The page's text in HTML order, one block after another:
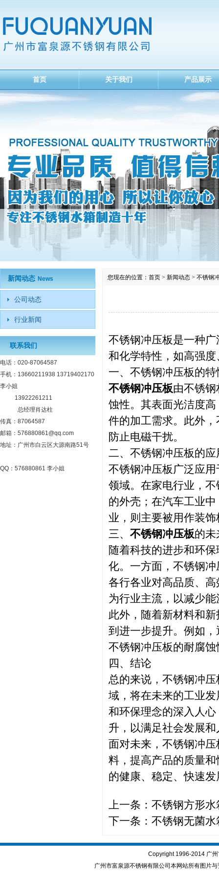
首页 关于我们 产品展示
您现在的位置： 首页 > 新闻动态 > 不锈钢
不锈钢冲压板是一种
和化学特性，如高强
一、不锈钢冲压板的特
不锈钢冲压板由不锈
蚀性。其表面光洁度
件的加工需求。此外
防止电磁干扰。
二、不锈钢冲压板的应
不锈钢冲压板广泛应
领域。在家电行业，
的外壳；在汽车工业
业，则主要被用作装
三、 不锈钢冲压板的未
随着科技的进步和环
化。一方面，不锈钢
各行各业对高品质、
为行业主流，以减少
此外，随着新材料和
到进一步提升。例如
不锈钢冲压板的耐腐
四、结论
总的来说，不锈钢冲
域，将在未来的工业
和环保理念的深入人
升，以满足社会发展
面对未来，不锈钢冲
料，提高产品的质量
的健康、稳定、快速发
上一条： 不锈钢方形
下一条： 不锈钢无菌
新闻动态 News
公司动态
行业新闻
联系我们
电话：020-87064587
手机：13660211938 13719402170
李小姐
13922261211
总经理肖达柱
传真：87064587
邮箱：576880861@qq.com
地址：广州市白云区大源南路51号
QQ：576880861 李小姐
Copyright 1996-2014 广
广州市富泉源不锈钢有限公司本网站所有图片